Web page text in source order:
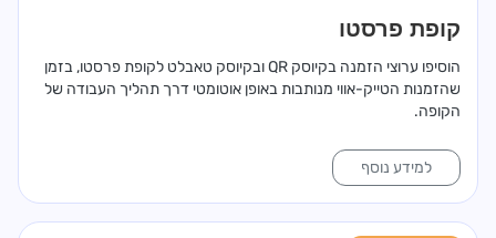
קופת פרסטו
הוסיפו ערוצי הזמנה בקיוסק QR ובקיוסק טאבלט לקופת פרסטו, בזמן
שהזמנות הטייק-אווי מנותבות באופן אוטומטי דרך תהליך העבודה של
הקופה.
למידע נוסף